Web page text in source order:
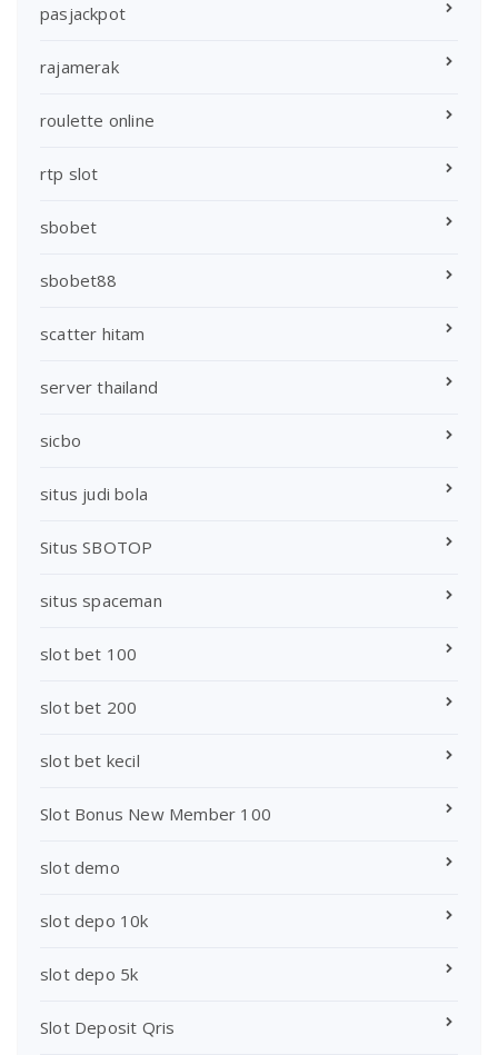
pasjackpot
rajamerak
roulette online
rtp slot
sbobet
sbobet88
scatter hitam
server thailand
sicbo
situs judi bola
Situs SBOTOP
situs spaceman
slot bet 100
slot bet 200
slot bet kecil
Slot Bonus New Member 100
slot demo
slot depo 10k
slot depo 5k
Slot Deposit Qris